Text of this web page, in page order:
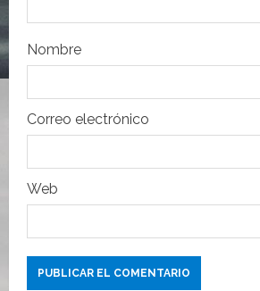
t
r
a
d
a
s
Nombre
Correo electrónico
Web